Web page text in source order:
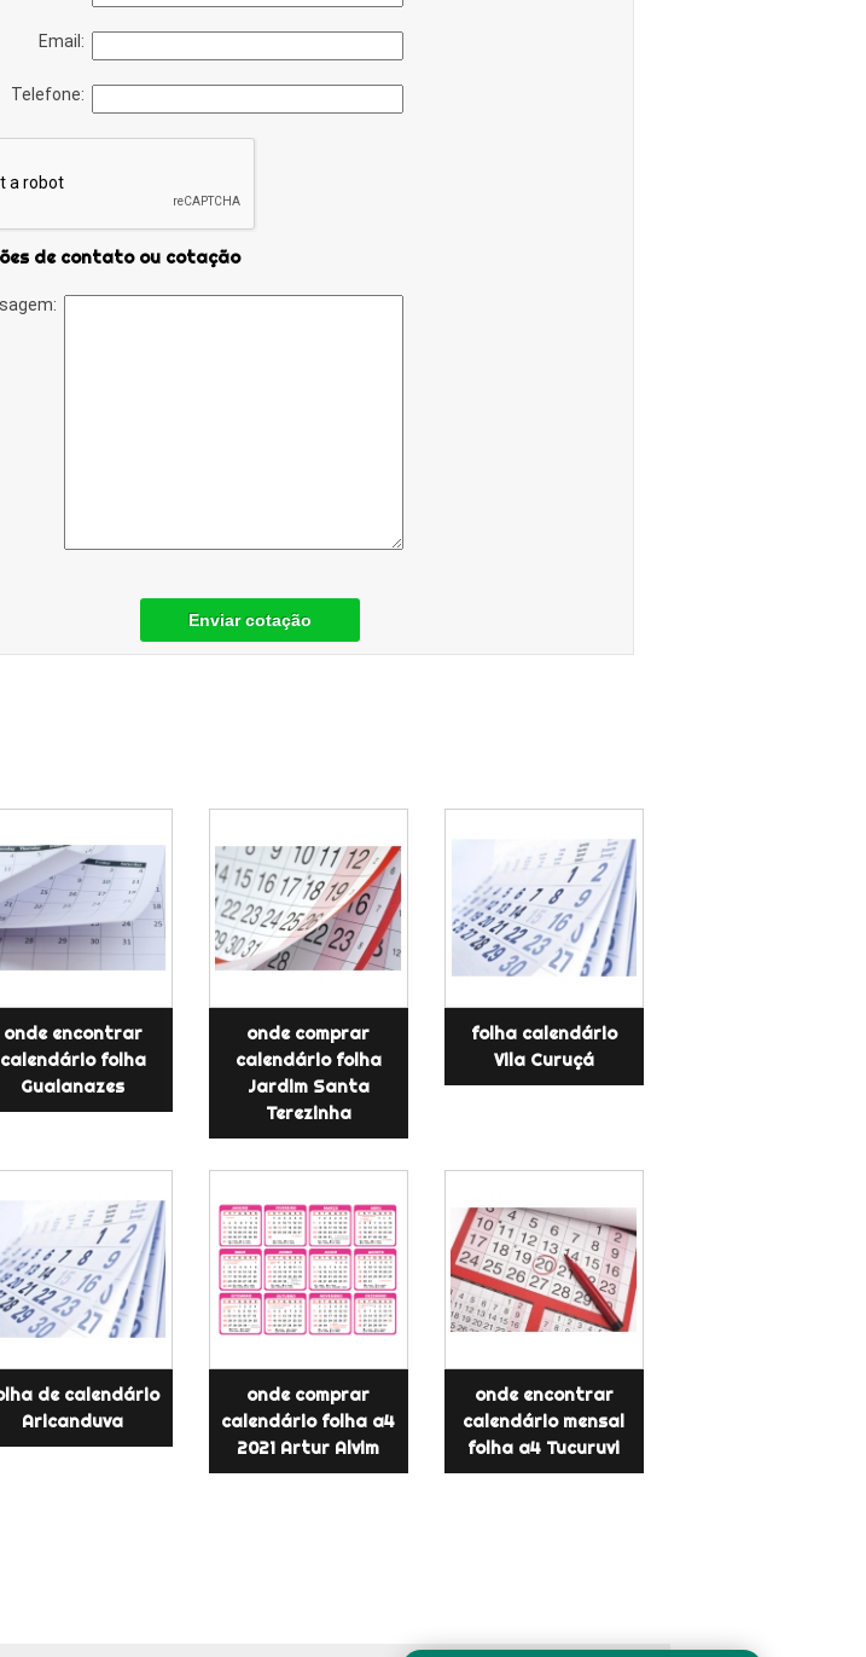
Email:
Telefone:
de contato ou cotação
Enviar cotação
onde encontrar
calendário folha
Guaianazes
onde comprar
calendário folha
Jardim Santa
Terezinha
folha calendário
Vila Curuçá
de calendário
Aricanduva
onde comprar
calendário folha a4
2021 Artur Alvim
onde encontrar
calendário mensal
folha a4 Tucuruvi